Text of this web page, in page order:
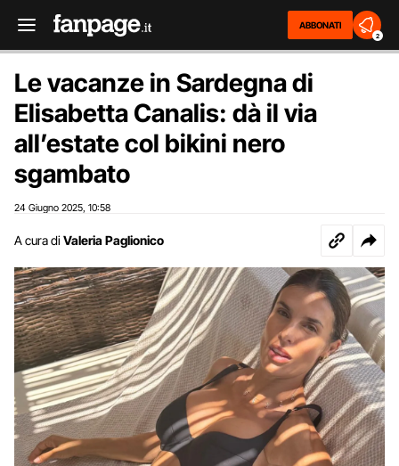
ABBONATI
2
Le vacanze in Sardegna di
Elisabetta Canalis: dà il via
all’estate col bikini nero
sgambato
24 Giugno 2025 10:58
A cura di Valeria Paglionico